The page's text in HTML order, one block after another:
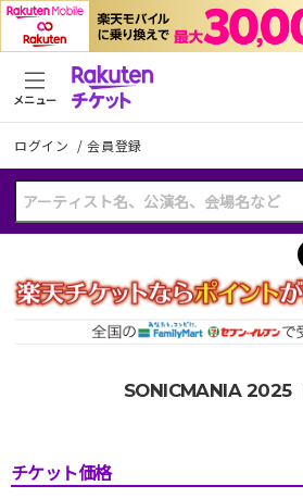
ログイン /会員登録
メニュー
SONICMANIA 2025
チケット価格